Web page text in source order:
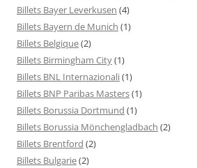
Billets Bayer Leverkusen (4)
Billets Bayern de Munich (1)
Billets Belgique(2)
Billets Birmingham City(1)
Billets BNL Internazionali(1)
Billets BNP Paribas Masters(1)
Billets Borussia Dortmund (1)
Billets Borussia Mönchengladbach (2)
Billets Brentford (2)
Billets Bulgarie(2)